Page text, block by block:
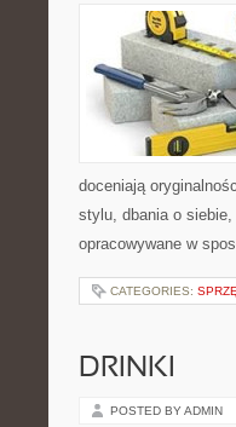
doceniają
stylu, dbania o
opracowywane w
CATEGORIES:
DRINKI
POSTED BY ADMIN